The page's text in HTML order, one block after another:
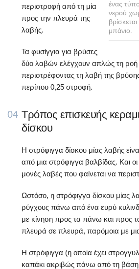
ένας
νερού
μπάνιο.
περιστροφή από τη μία
προς την πλευρά της
λαβής.
Τα φυσίγγια για βρύσες
δύο λαβών ελέγχουν απλώς τη ροή
περιστρέφοντας τη λαβή της
περίπου 0,25 στροφή.
04 Τρόπος επισκευής
δίσκου
Η στρόφιγγα δίσκου μίας λαβής
από μια στρόφιγγα βαλβίδας. Και
μονές λαβές που φαίνεται να
Ωστόσο, η στρόφιγγα δίσκου μίας
ρύγχους πάνω από ένα ευρύ
με κίνηση προς τα πάνω και προς
πλευρά σε πλευρά, παρόμοια με
Η στρόφιγγα (η οποία έχει
καπάκι ακριβώς πάνω από τη βάση